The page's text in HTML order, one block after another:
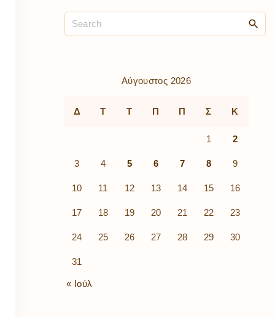
Αύγουστος 2026
Δ Τ Τ Π Π Σ Κ
1 2
3 4 5 6 7 8 9
10 11 12 13 14 15 16
17 18 19 20 21 22 23
24 25 26 27 28 29 30
31
« Ιούλ